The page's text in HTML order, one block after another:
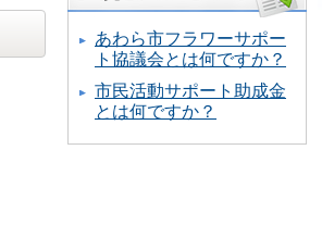
あわら市フラワーサポー
ト協議会とは何ですか？
市民活動サポート助成金
とは何ですか？